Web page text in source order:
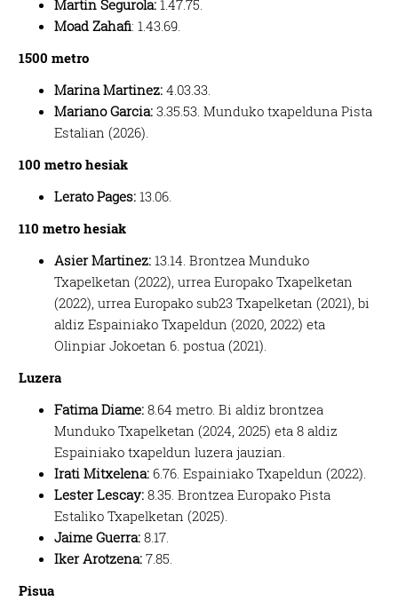
Martin Segurola: 1.47.75.
Moad Zahafi: 1.43.69.
1500 metro
Marina Martinez: 4.03.33.
Mariano Garcia: 3.35.53. Munduko txapelduna Pista
Estalian (2026).
100 metro hesiak
Lerato Pages: 13.06.
110 metro hesiak
Asier Martinez: 13.14. Brontzea Munduko
Txapelketan (2022), urrea Europako Txapelketan
(2022), urrea Europako sub23 Txapelketan (2021), bi
aldiz Espainiako Txapeldun (2020, 2022) eta
Olinpiar Jokoetan 6. postua (2021).
Luzera
Fatima Diame: 8.64 metro. Bi aldiz brontzea
Munduko Txapelketan (2024, 2025) eta 8 aldiz
Espainiako txapeldun luzera jauzian.
Irati Mitxelena: 6.76. Espainiako Txapeldun (2022).
Lester Lescay: 8.35. Brontzea Europako Pista
Estaliko Txapelketan (2025).
Jaime Guerra: 8.17.
Iker Arotzena: 7.85.
Pisua